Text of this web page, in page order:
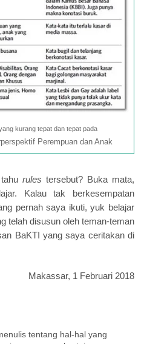
kurang tepat dan tepat pada
Perempuan dan Anak
rules tersebut? Buka mata,
Kalau tak berkesempatan
pernah saya ikuti, yuk belajar
telah disusun oleh teman-teman
BaKTI yang saya ceritakan di
Makassar, 1 Februari 2018
tentang hal-hal yang